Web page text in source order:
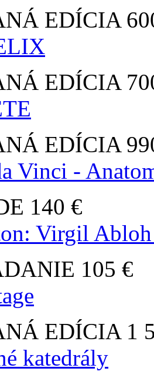
EDÍCIA
EDÍCIA
EDÍCIA
Vinci -
140 €
Virgil
105 €
EDÍCIA 1
katedrály